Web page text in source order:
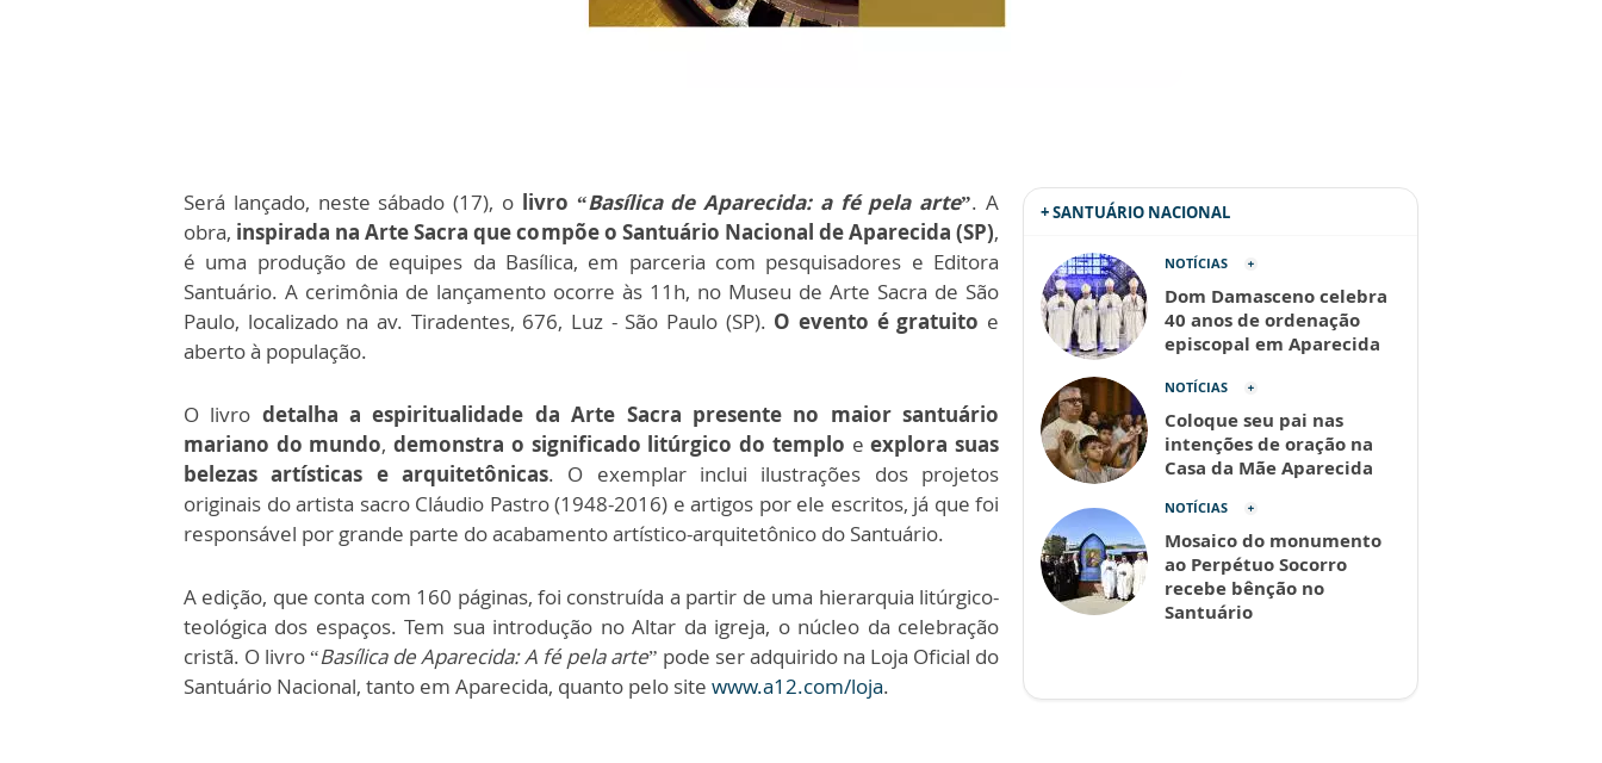
Será lançado, neste sábado (17), o livro “Basílica de Aparecida: a fé pela arte”. A
obra, inspirada na Arte Sacra que compõe o Santuário Nacional de Aparecida (SP),
é uma produção de equipes da Basílica, em parceria com pesquisadores e Editora
Santuário. A cerimônia de lançamento ocorre às 11h, no Museu de Arte Sacra de São
Paulo, localizado na av. Tiradentes, 676, Luz - São Paulo (SP). O evento é gratuito e
aberto à população.
O livro detalha a espiritualidade da Arte Sacra presente no maior santuário
mariano do mundo,demonstra o significado litúrgico do templo eexplora suas
belezas artísticas e arquitetônicas. O exemplar inclui ilustrações dos projetos
originais do artista sacro Cláudio Pastro (1948-2016) e artigos por ele escritos, já que foi
responsável por grande parte do acabamento artístico-arquitetônico do Santuário.
A edição, que conta com 160 páginas, foi construída a partir de uma hierarquia litúrgico-
teológica dos espaços. Tem sua introdução no Altar da igreja, o núcleo da celebração
cristã. O livro “Basílica de Aparecida: A fé pela arte” pode ser adquirido na Loja Oficial do
Santuário Nacional, tanto em Aparecida, quanto pelo site www.a12.com/loja.
+ SANTUÁRIO NACIONAL
NOTÍCIAS
Dom Damasceno celebra
40 anos de ordenação
episcopal em Aparecida
NOTÍCIAS
Coloque seu pai nas
intenções de oração na
Casa da Mãe Aparecida
NOTÍCIAS
Mosaico do monumento
ao Perpétuo Socorro
recebe bênção no
Santuário